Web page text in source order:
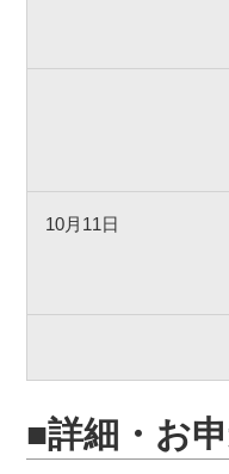
10月11日
■詳細・お